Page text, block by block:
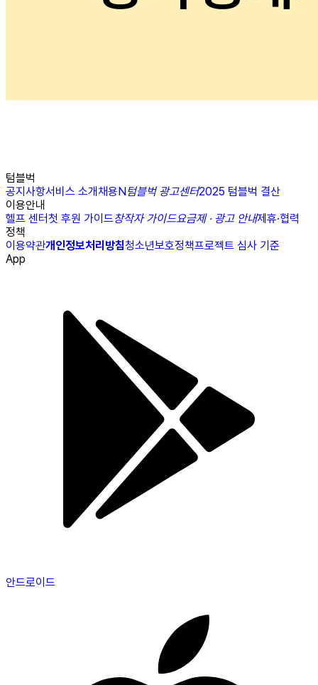
텀블벅
공지사항서비스 소개채용N텀블벅 광고센터2025 텀블벅 결산
이용안내
헬프 센터첫 후원 가이드창작자 가이드요금제 · 광고 안내제휴·협력
정책
이용약관개인정보처리방침청소년보호정책프로젝트 심사 기준
App
안드로이드